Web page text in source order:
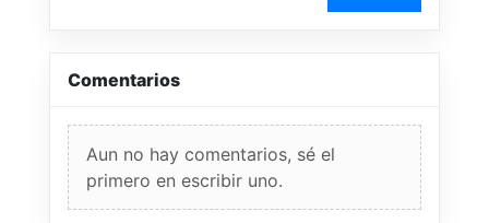
Comentarios
Aun no hay comentarios, sé el
primero en escribir uno.